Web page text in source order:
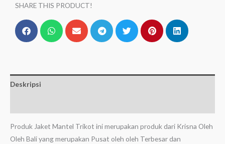
SHARE THIS PRODUCT!
Deskripsi
Produk Jaket Mantel Trikot ini merupakan produk dari Krisna Oleh
Oleh Bali yang merupakan Pusat oleh oleh Terbesar dan